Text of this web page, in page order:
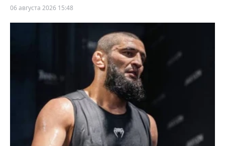
06 августа 2026 15:48